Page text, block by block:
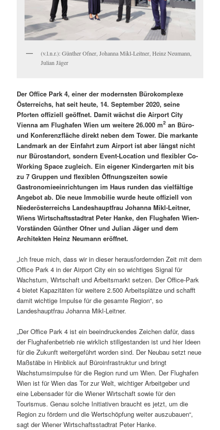
(v.l.n.r.): Günther Ofner, Johanna Mikl-Leitner, Heinz Neumann,
Julian Jäger
Der Office Park 4, einer der modernsten Bürokomplexe
Österreichs, hat seit heute, 14. September 2020, seine
Pforten offiziell geöffnet. Damit wächst die Airport City
Vienna am Flughafen Wien um weitere 26.000 m2 an Büro-
und Konferenzfläche direkt neben dem Tower. Die markante
Landmark an der Einfahrt zum Airport ist aber längst nicht
nur Bürostandort, sondern Event-Location und flexibler Co-
Working Space zugleich. Ein eigener Kindergarten mit bis
zu 7 Gruppen und flexiblen Öffnungszeiten sowie
Gastronomieeinrichtungen im Haus runden das vielfältige
Angebot ab. Die neue Immobilie wurde heute offiziell von
Niederösterreichs Landeshauptfrau Johanna Mikl-Leitner,
Wiens Wirtschaftsstadtrat Peter Hanke, den Flughafen Wien-
Vorständen Günther Ofner und Julian Jäger und dem
Architekten Heinz Neumann eröffnet.
„Ich freue mich, dass wir in dieser herausfordernden Zeit mit dem
Office Park 4 in der Airport City ein so wichtiges Signal für
Wachstum, Wirtschaft und Arbeitsmarkt setzen. Der Office-Park
4 bietet Kapazitäten für weitere 2.500 Arbeitsplätze und schafft
damit wichtige Impulse für die gesamte Region“, so
Landeshauptfrau Johanna Mikl-Leitner.
„Der Office Park 4 ist ein beeindruckendes Zeichen dafür, dass
der Flughafenbetrieb nie wirklich stillgestanden ist und hier Ideen
für die Zukunft weitergeführt worden sind. Der Neubau setzt neue
Maßstäbe in Hinblick auf Büroinfrastruktur und bringt
Wachstumsimpulse für die Region rund um Wien. Der Flughafen
Wien ist für Wien das Tor zur Welt, wichtiger Arbeitgeber und
eine Lebensader für die Wiener Wirtschaft sowie für den
Tourismus. Genau solche Initiativen braucht es jetzt, um die
Region zu fördern und die Wertschöpfung weiter auszubauen“,
sagt der Wiener Wirtschaftsstadtrat Peter Hanke.